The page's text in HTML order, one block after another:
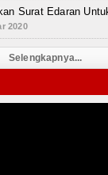
Surat Edaran
2020
Selengkapnya...